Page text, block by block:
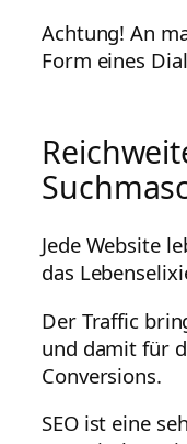
Achtung! An
Form eines
Jede Website
das
Der Traffic
und damit für
Conversions.
SEO ist eine